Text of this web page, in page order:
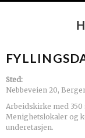
Sted:
Nebbeveien 20,
Arbeidskirke med 350
Menighetslokaler og
underetasjen.